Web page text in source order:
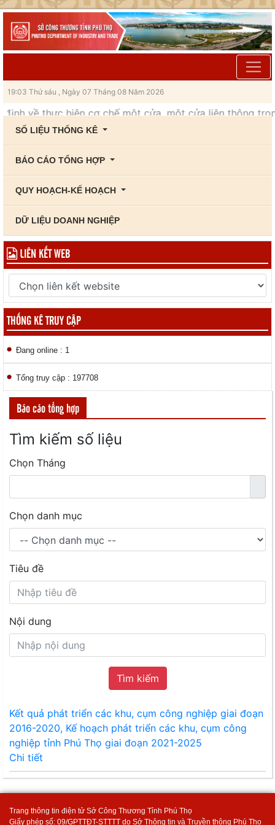
19:03 Thứ sáu , Ngày 07 Tháng 08 Năm 2026
về thực hiện cơ chế một cửa, một cửa liên thông
SỐ LIỆU THỐNG KÊ
BÁO CÁO TỔNG HỢP
QUY HOẠCH-KẾ HOẠCH
DỮ LIỆU DOANH NGHIỆP
LIÊN KẾT WEB
THỐNG KÊ TRUY CẬP
Đang online : 1
Tổng truy cập : 197708
Báo cáo tổng hợp
Tìm kiếm số liệu
Chọn Tháng
Chọn danh mục
Tiêu đề
Nội dung
Tìm kiếm
Kết quả phát triển các khu, cụm công nghiệp giai đoạn
2016-2020, Kế hoạch phát triển các khu, cụm công
nghiệp tỉnh Phú Thọ giai đoạn 2021-2025
Chi tiết
Trang thông tin điện tử Sở Công Thương Tỉnh Phú Thọ
Giấy phép số: 09/GPTTĐT-STTTT do Sở Thông tin và Truyền thông Phú Thọ